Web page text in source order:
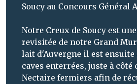
Soucy au Concours Général
Notre Creux de Soucy est
revisitée de notre Grand
lait d'Auvergne il est ensuite
caves enterrées, juste à côté
Nectaire fermiers afin de